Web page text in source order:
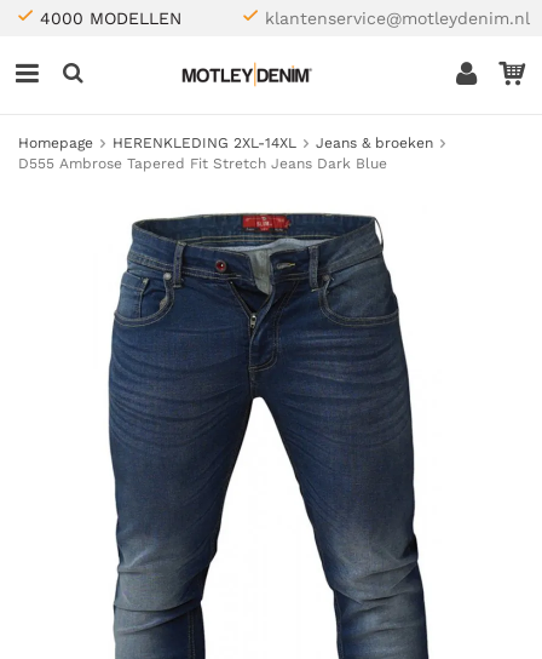
4000 MODELLEN klantenservice@motleydenim.nl
Homepage HERENKLEDING 2XL-14XL
Jeans & broeken
D555 Ambrose Tapered Fit Stretch Jeans Dark Blue